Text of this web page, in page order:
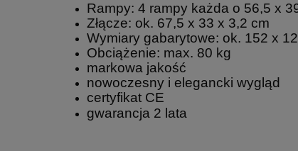
Rampy: 4 rampy każda o 56,5 x
Złącze: ok. 67,5 x 33 x 3,2 cm
Wymiary gabarytowe: ok. 152 x
Obciążenie: max. 80 kg
markowa jakość
nowoczesny i elegancki wygląd
certyfikat CE
gwarancja 2 lata